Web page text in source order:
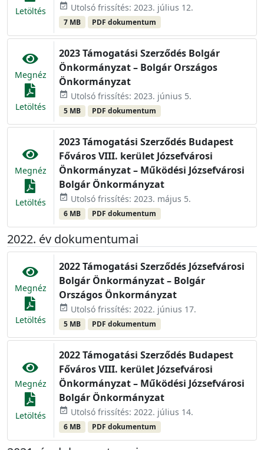
Letöltés event_available Utolsó frissítés: 2023. július 12.
7 MB PDF dokumentum
Megnéz
Letöltés
2023 Támogatási Szerződés Bolgár
Önkormányzat – Bolgár Országos
Önkormányzat
event_available Utolsó frissítés: 2023. június 5.
5 MB PDF dokumentum
Megnéz
Letöltés
2023 Támogatási Szerződés Budapest
Főváros VIII. kerület Józsefvárosi
Önkormányzat – Működési Józsefvárosi
Bolgár Önkormányzat
event_available Utolsó frissítés: 2023. május 5.
6 MB PDF dokumentum
2022. év dokumentumai
Megnéz
Letöltés
2022 Támogatási Szerződés Józsefvárosi
Bolgár Önkormányzat – Bolgár
Országos Önkormányzat
event_available Utolsó frissítés: 2022. június 17.
5 MB PDF dokumentum
Megnéz
Letöltés
2022 Támogatási Szerződés Budapest
Főváros VIII. kerület Józsefvárosi
Önkormányzat – Működési Józsefvárosi
Bolgár Önkormányzat
event_available Utolsó frissítés: 2022. július 14.
6 MB PDF dokumentum